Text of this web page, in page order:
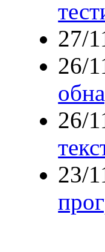
27/
26/
26/
23/